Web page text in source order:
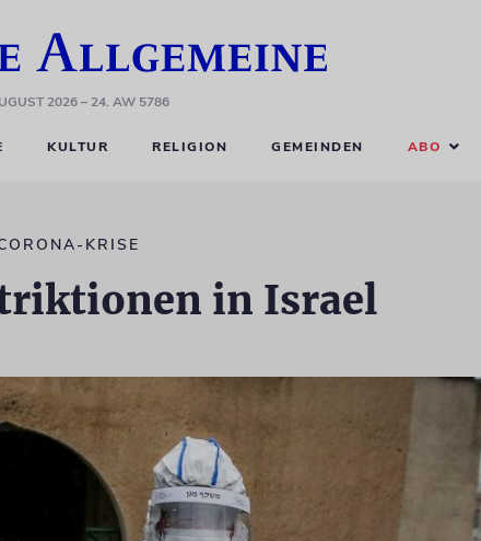
2026– 24. AW 5786
KULTUR RELIGION GEMEINDEN ABO
KRISE
in Israel